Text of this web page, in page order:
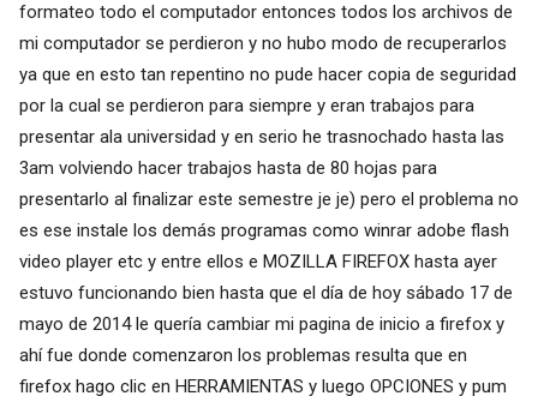
formateo todo el computador entonces todos los archivos de
mi computador se perdieron y no hubo modo de recuperarlos
ya que en esto tan repentino no pude hacer copia de seguridad
por la cual se perdieron para siempre y eran trabajos para
presentar ala universidad y en serio he trasnochado hasta las
3am volviendo hacer trabajos hasta de 80 hojas para
presentarlo al finalizar este semestre je je) pero el problema no
es ese instale los demás programas como winrar adobe flash
video player etc y entre ellos e MOZILLA FIREFOX hasta ayer
estuvo funcionando bien hasta que el día de hoy sábado 17 de
mayo de 2014 le quería cambiar mi pagina de inicio a firefox y
ahí fue donde comenzaron los problemas resulta que en
firefox hago clic en HERRAMIENTAS y luego OPCIONES y pum